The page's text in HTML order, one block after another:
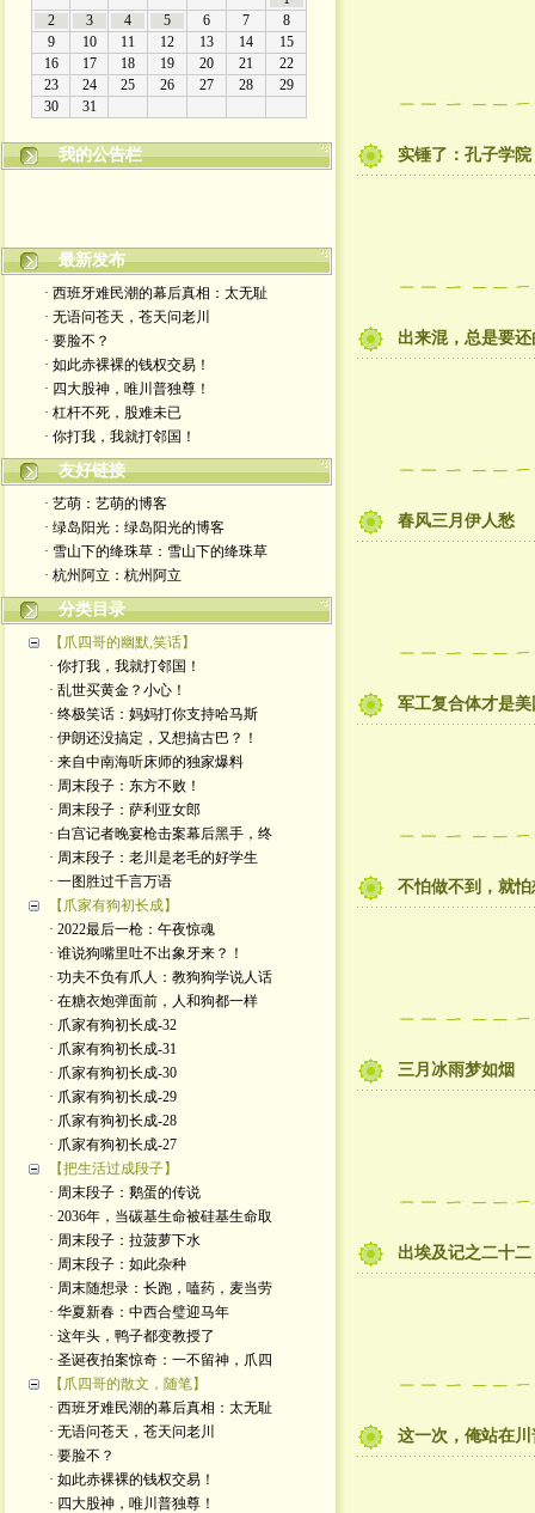
我的公告栏
嬉笑怒骂皆文章，酸甜苦辣铸人生
最新发布
· 西班牙难民潮的幕后真相：太无耻
· 无语问苍天，苍天问老川
· 要脸不？
· 如此赤裸裸的钱权交易！
· 四大股神，唯川普独尊！
· 杠杆不死，股难未已
· 你打我，我就打邻国！
友好链接
· 艺萌：艺萌的博客
· 绿岛阳光：绿岛阳光的博客
· 雪山下的绛珠草：雪山下的绛珠草
· 杭州阿立：杭州阿立
分类目录
【爪四哥的幽默,笑话】
· 你打我，我就打邻国！
· 乱世买黄金？小心！
· 终极笑话：妈妈打你支持哈马斯
· 伊朗还没搞定，又想搞古巴？！
· 来自中南海听床师的独家爆料
· 周末段子：东方不败！
· 周末段子：萨利亚女郎
· 白宫记者晚宴枪击案幕后黑手，终
· 周末段子：老川是老毛的好学生
· 一图胜过千言万语
【爪家有狗初长成】
· 2022最后一枪：午夜惊魂
· 谁说狗嘴里吐不出象牙来？！
· 功夫不负有爪人：教狗狗学说人话
· 在糖衣炮弹面前，人和狗都一样
· 爪家有狗初长成-32
· 爪家有狗初长成-31
· 爪家有狗初长成-30
· 爪家有狗初长成-29
· 爪家有狗初长成-28
· 爪家有狗初长成-27
【把生活过成段子】
· 周末段子：鹅蛋的传说
· 2036年，当碳基生命被硅基生命取
· 周末段子：拉菠萝下水
· 周末段子：如此杂种
· 周末随想录：长跑，嗑药，麦当劳
· 华夏新春：中西合璧迎马年
· 这年头，鸭子都变教授了
· 圣诞夜拍案惊奇：一不留神，爪四
【爪四哥的散文，随笔】
· 西班牙难民潮的幕后真相：太无耻
· 无语问苍天，苍天问老川
· 要脸不？
· 如此赤裸裸的钱权交易！
· 四大股神，唯川普独尊！
实锤了：孔子学
出来混，总是要还
春风三月伊人愁
军工复合体才是
不怕做不到，就
三月冰雨梦如烟
出埃及记之二十
这一次，俺站在